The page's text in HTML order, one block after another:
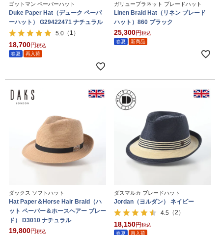
ゴットマン ペーパーハット
Duke Paper Hat（デューク ペーパ
ーハット） G29422471 ナチュラル
5.0 （1）
18,700
税込
春夏
再入荷
ガリュープラネット ブレードハット
Linen Braid Hat（リネン ブレード
ハット）860 ブラック
25,300
税込
春夏
新商品
ダックス ソフトハット
Hat Paper＆Horse Hair Braid（ハ
ット ペーパー＆ホースヘアー ブレー
ド） D3010 ナチュラル
19,800 税込
ダスマルカ ブレードハット
Jordan（ヨルダン） ネイビー
4.5 （2）
18,150
税込
春夏
再入荷